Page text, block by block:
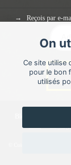
On
Ce site utilise
pour le bon
utilisés
Reçois par e-
Blog de recettes
© Cuisine.land : La